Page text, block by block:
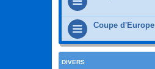
Coupe d'Europe
DIVERS